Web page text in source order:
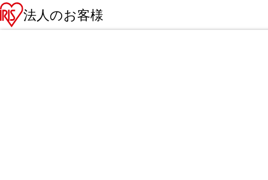
法人のお客様